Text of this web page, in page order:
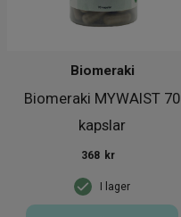
Biomeraki MYWAIST 70
kapslar
Biomeraki
I lager
368 kr